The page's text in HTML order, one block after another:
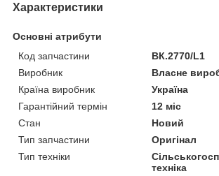
Характеристики
Основні атрибути
Код запчастини
ВК.2770/L1
Виробник
Власне
Країна виробник
Україна
Гарантійний термін
12 міс
Стан
Новий
Тип запчастини
Оригінал
Тип техніки
техніка